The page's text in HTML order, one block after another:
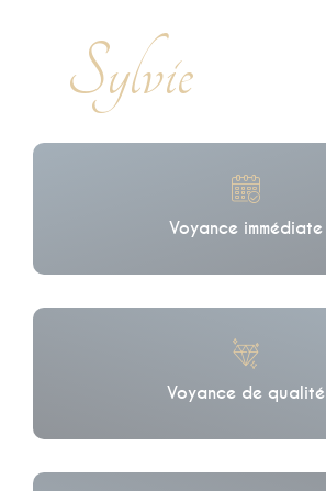
Sylvie
Voyance immédiate
Voyance de qualité